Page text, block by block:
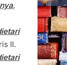
,
II.